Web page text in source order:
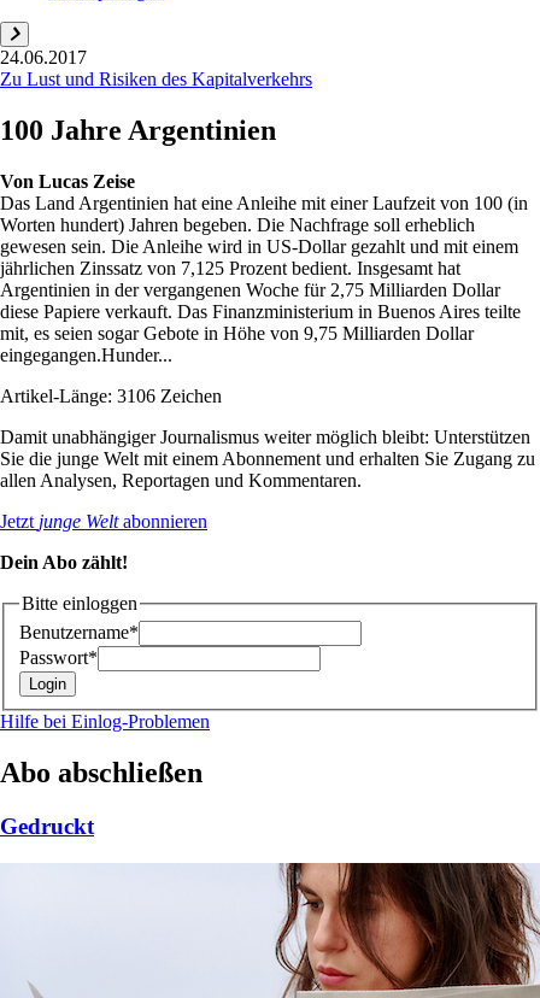
24.06.2017
Zu Lust und Risiken des Kapitalverkehrs
100 Jahre Argentinien
Von Lucas Zeise
Das Land Argentinien hat eine Anleihe mit einer Laufzeit von 100 (in
Worten hundert) Jahren begeben. Die Nachfrage soll erheblich
gewesen sein. Die Anleihe wird in US-Dollar gezahlt und mit einem
jährlichen Zinssatz von 7,125 Prozent bedient. Insgesamt hat
Argentinien in der vergangenen Woche für 2,75 Milliarden Dollar
diese Papiere verkauft. Das Finanzministerium in Buenos Aires teilte
mit, es seien sogar Gebote in Höhe von 9,75 Milliarden Dollar
eingegangen.Hunder...
Artikel-Länge: 3106 Zeichen
Damit unabhängiger Journalismus weiter möglich bleibt: Unterstützen
Sie die junge Welt mit einem Abonnement und erhalten Sie Zugang zu
allen Analysen, Reportagen und Kommentaren.
Jetzt junge Weltabonnieren
Dein Abo zählt!
Bitte einloggen
Benutzername*
Passwort*
Hilfe bei Einlog-Problemen
Abo abschließen
Gedruckt